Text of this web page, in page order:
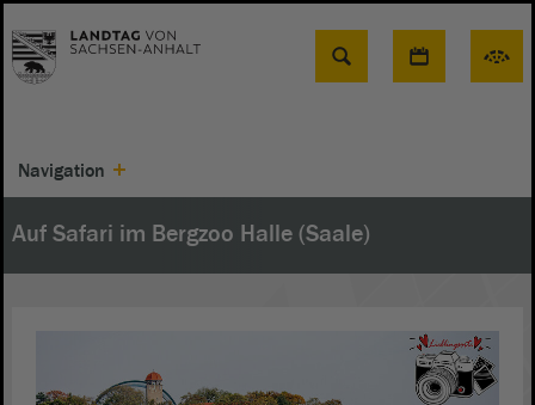
Suche
Navigation
Auf Safari im Bergzoo Halle (Saale)